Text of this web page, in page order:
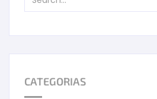
CATEGORIAS